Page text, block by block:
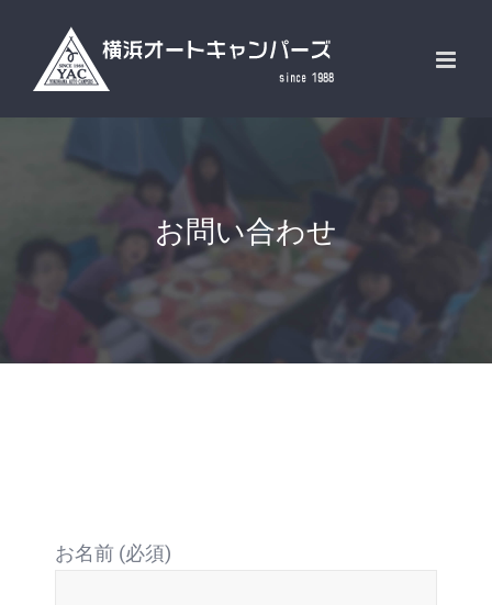
content
お問い合わせ
お名前 (必須)